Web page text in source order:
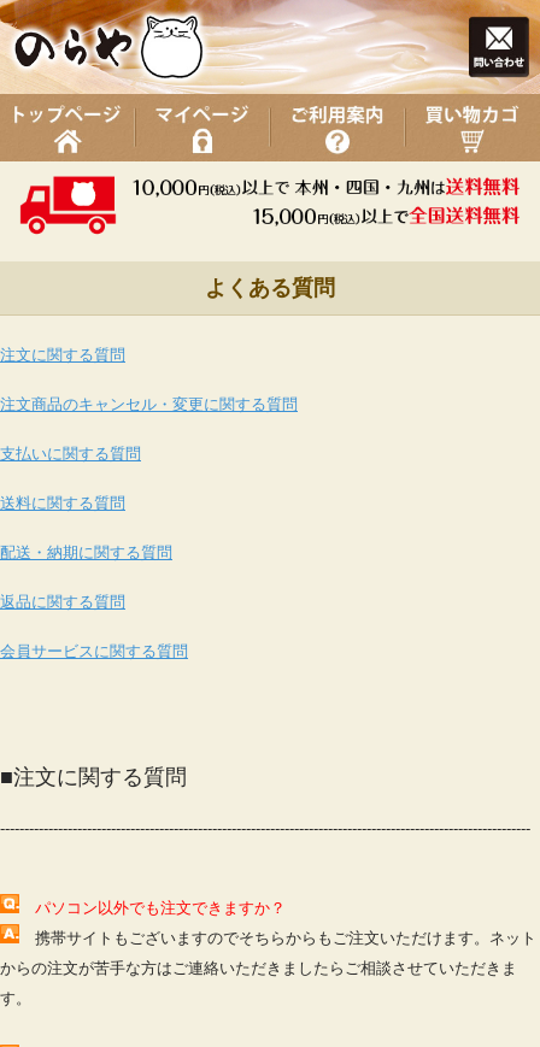
よくある質問
注文に関する質問
注文商品のキャンセル・変更に関する質問
支払いに関する質問
送料に関する質問
配送・納期に関する質問
返品に関する質問
会員サービスに関する質問
■注文に関する質問
--------------------------------------------------------------------------------------------------------------
パソコン以外でも注文できますか？
携帯サイトもございますのでそちらからもご注文いただけます。ネット
からの注文が苦手な方はご連絡いただきましたらご相談させていただきま
す。